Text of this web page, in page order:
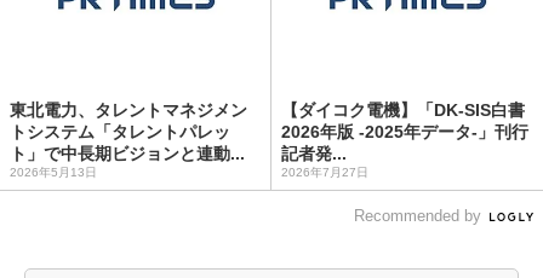
東北電力、タレントマネジメン
トシステム「タレントパレッ
ト」で中長期ビジョンと連動...
2026年5月13日
【ダイコク電機】「DK-SIS白書
2026年版 -2025年データ-」刊行
記者発...
2026年7月27日
Recommended by